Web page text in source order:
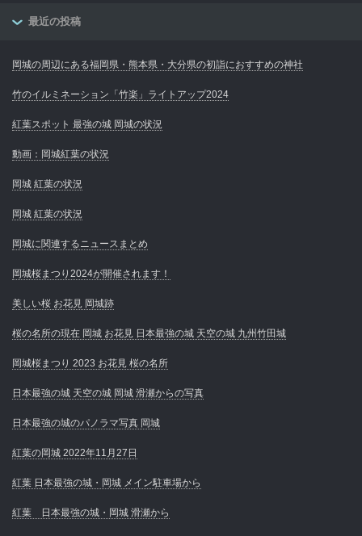
最近の投稿
岡城の周辺にある福岡県・熊本県・大分県の初詣におすすめの神社
竹のイルミネーション「竹楽」ライトアップ2024
紅葉スポット 最強の城 岡城の状況
動画：岡城紅葉の状況
岡城 紅葉の状況
岡城 紅葉の状況
岡城に関連するニュースまとめ
岡城桜まつり2024が開催されます！
美しい桜 お花見 岡城跡
桜の名所の現在 岡城 お花見 日本最強の城 天空の城 九州竹田城
岡城桜まつり 2023 お花見 桜の名所
日本最強の城 天空の城 岡城 滑瀬からの写真
日本最強の城のパノラマ写真 岡城
紅葉の岡城 2022年11月27日
紅葉 日本最強の城・岡城 メイン駐車場から
紅葉 日本最強の城・岡城 滑瀬から